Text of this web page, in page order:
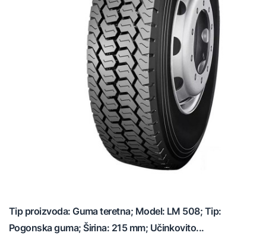
Tip proizvoda: Guma teretna; Model: LM 508; Tip:
Pogonska guma; Širina: 215 mm; Učinkovito...